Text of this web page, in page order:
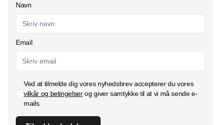
Navn
Email
Ved at tilmelde dig vores nyhedsbrev accepterer du vores
vilkår og betingelserog giver samtykke til at vi må sende e-
mails.